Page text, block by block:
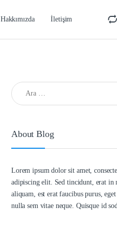
Hakkımızda İletişim
Arama:
About Blog
Lorem ipsum dolor sit amet,
adipiscing elit. Sed tincidunt, erat in
aliquam, est erat faucibus purus,
nulla sem vitae neque. Quisque id